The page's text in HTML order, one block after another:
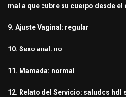
malla que cubre su cuerpo desde el
9. Ajuste Vaginal: regular
10. Sexo anal: no
11. Mamada: normal
12. Relato del Servicio: saludos hdl